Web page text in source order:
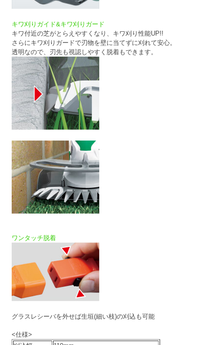
キワ刈りガイド&キワ刈りガード
キワ付近の芝がとらえやすくなり、キワ刈り性能UP!!
さらにキワ刈りガードで刃物を壁に当てずに刈れて安心。
透明なので、刃先も視認しやすく脱着もできます。
ワンタッチ脱着
グラスレシーバを外せば生垣(細い枝)の刈込も可能
<仕様>